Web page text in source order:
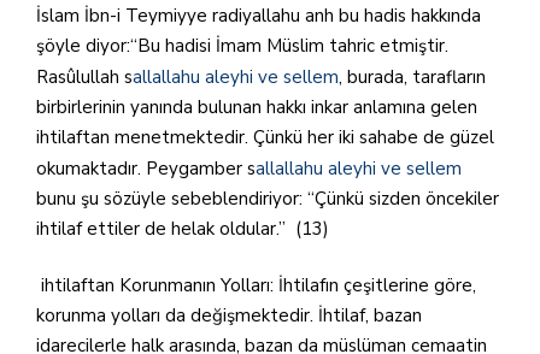
İslam İbn-i Teymiyye radiyallahu anh bu hadis hakkında
şöyle diyor:“Bu hadisi İmam Müslim tahric etmiştir.
Rasûlullah sallallahu aleyhi ve sellem, burada, tarafların
birbirlerinin yanında bulunan hakkı inkar anlamına gelen
ihtilaftan menetmektedir. Çünkü her iki sahabe de güzel
okumaktadır. Peygamber sallallahu aleyhi ve sellem
bunu şu sözüyle sebeblendiriyor: “Çünkü sizden öncekiler
ihtilaf ettiler de helak oldular.” (13)
ihtilaftan Korunmanın Yolları: İhtilafın çeşitlerine göre,
korunma yolları da değişmektedir. İhtilaf, bazan
idarecilerle halk arasında, bazan da müslüman cemaatin